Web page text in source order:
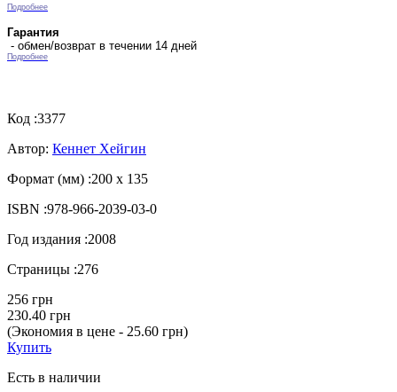
Подробнее
Гарантия
- обмен/возврат в течении 14 дней
Подробнее
Код :3377
Автор: Кеннет Хейгин
Формат (мм) :200 х 135
ISBN :978-966-2039-03-0
Год издания :2008
Страницы :276
256 грн
230.40 грн
(Экономия в цене - 25.60 грн)
Купить
Есть в наличии